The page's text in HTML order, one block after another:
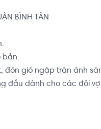
BÌNH TÂN
bản.
đón gió ngập tràn ánh
đầu dành cho các đôi